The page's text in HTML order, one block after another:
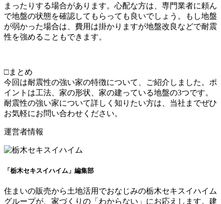
まったりする場合があります。心配な方は、専門業者に頼ん
で地盤の状態を確認してもらっても良いでしょう。もし地盤
が弱かった場合は、費用は掛かりますが地盤改良などで耐震
性を強めることもできます。
□まとめ
今回は耐震性の強い家の特徴について、ご紹介しました。ポ
イントは工法、家の形状、家の建っている地盤の3つです。
耐震性の強い家について詳しく知りたい方は、当社までぜひ
お気軽にお問い合わせください。
運営者情報
「栃木セキスイハイム」編集部
住まいの販売から土地活用でおなじみの栃木セキスイハイム
グループが、家づくりの「わからない」にお応えします。建